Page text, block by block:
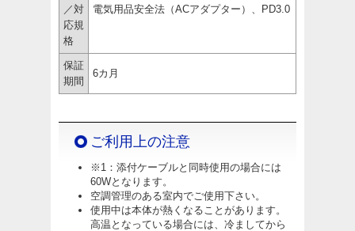
／対
応規
格
電気用品安全法（ACアダプター）、PD3.0
保証
期間
6カ月
ご利用上の注意
※1：添付ケーブルと同時使用の場合には
60Wとなります。
空調管理のある室内でご使用下さい。
使用中は本体が熱くなることがあります。
高温となっている場合には、冷ましてから